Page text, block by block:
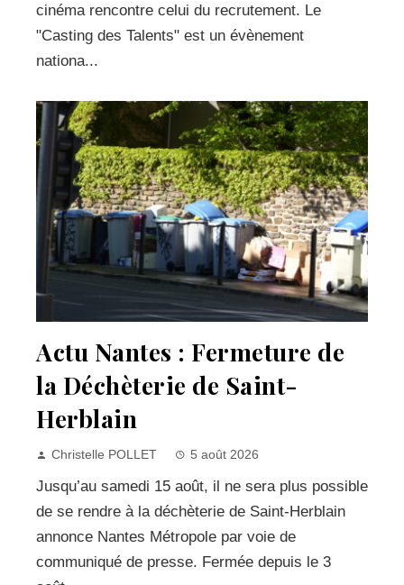
cinéma rencontre celui du recrutement. Le
"Casting des Talents" est un évènement
nationa...
Actu Nantes : Fermeture de
la Déchèterie de Saint-
Herblain
Christelle POLLET 5 août 2026
Jusqu’au samedi 15 août, il ne sera plus possible
de se rendre à la déchèterie de Saint-Herblain
annonce Nantes Métropole par voie de
communiqué de presse. Fermée depuis le 3